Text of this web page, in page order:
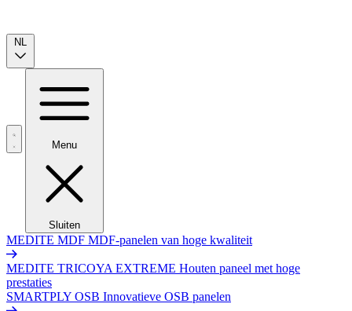
NL
Menu
Sluiten
MEDITE MDF MDF-panelen van hoge kwaliteit
MEDITE TRICOYA EXTREME Houten paneel met hoge
prestaties
SMARTPLY OSB Innovatieve OSB panelen